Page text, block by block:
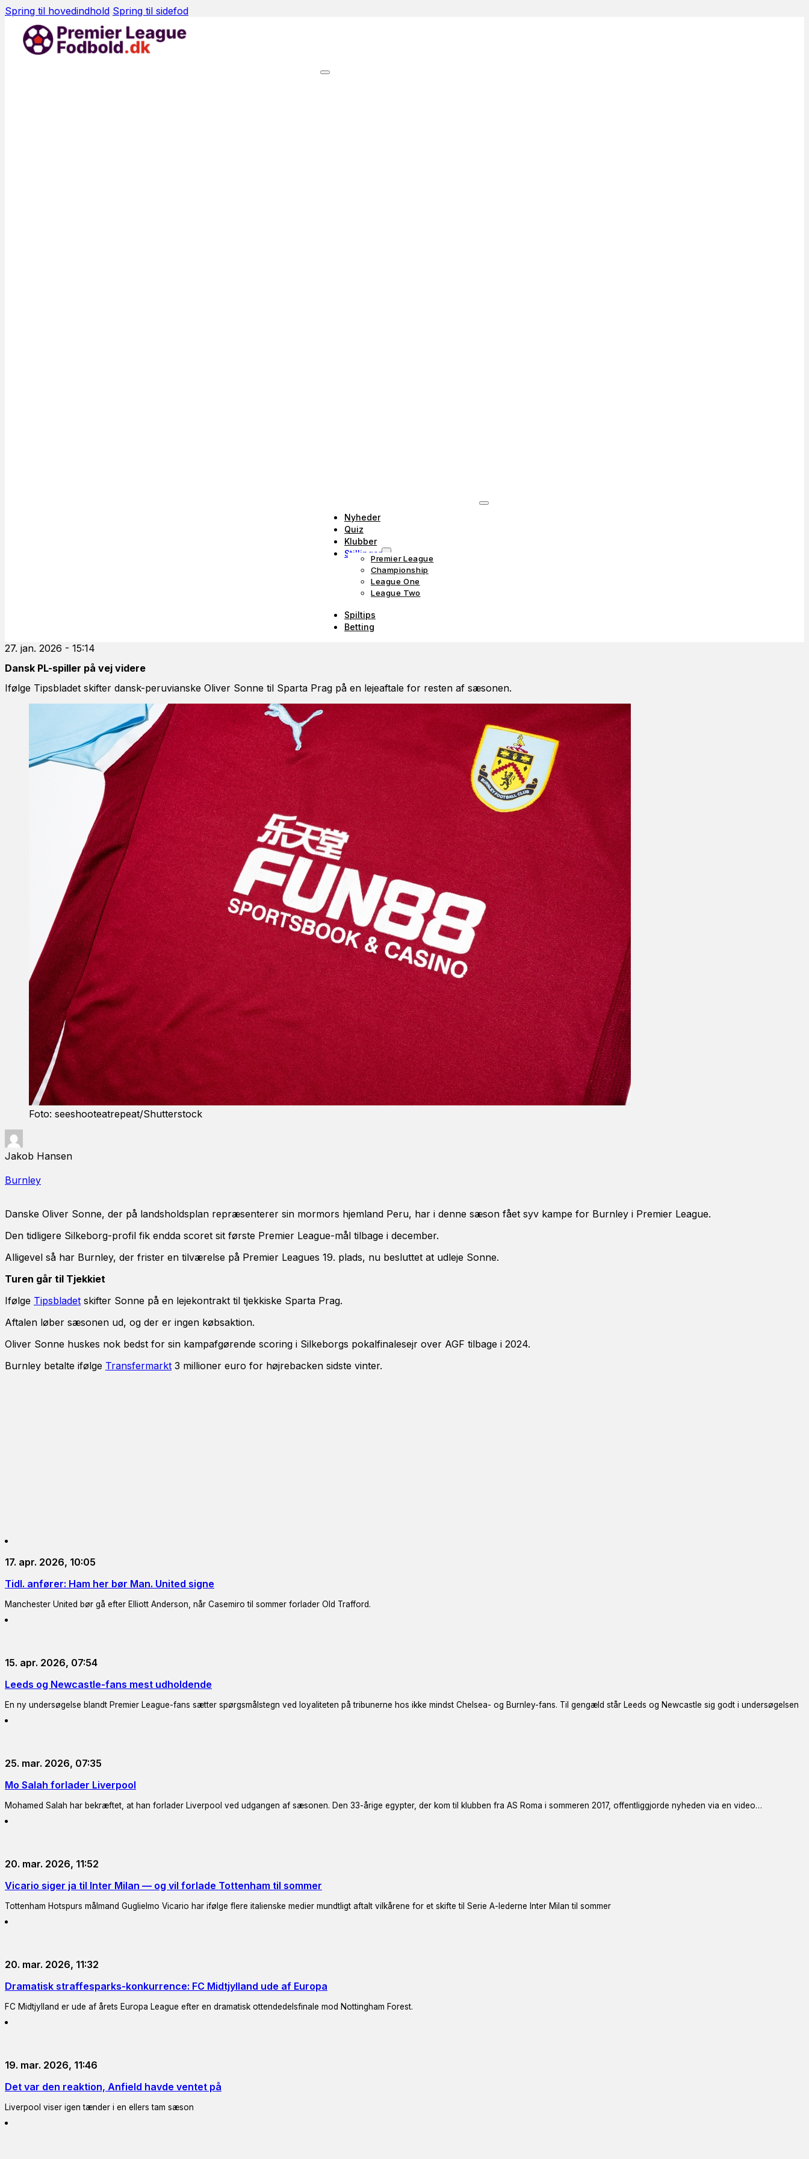
Spring til hovedindhold Spring til sidefod
Nyheder
Quiz
Klubber
StillingerPremier League
Championship
League One
League Two
Spiltips
Betting
27. jan. 2026 - 15:14
Dansk PL-spiller på vej videre
Ifølge Tipsbladet skifter dansk-peruvianske Oliver Sonne til Sparta Prag på en lejeaftale for resten af sæsonen.
Foto: seeshooteatrepeat/Shutterstock
Jakob Hansen
Burnley
Danske Oliver Sonne, der på landsholdsplan repræsenterer sin mormors hjemland Peru, har i denne sæson fået syv kampe for Burnley i Premier League.
Den tidligere Silkeborg-profil fik endda scoret sit første Premier League-mål tilbage i december.
Alligevel så har Burnley, der frister en tilværelse på Premier Leagues 19. plads, nu besluttet at udleje Sonne.
Turen går til Tjekkiet
Ifølge Tipsbladet skifter Sonne på en lejekontrakt til tjekkiske Sparta Prag.
Aftalen løber sæsonen ud, og der er ingen købsaktion.
Oliver Sonne huskes nok bedst for sin kampafgørende scoring i Silkeborgs pokalfinalesejr over AGF tilbage i 2024.
Burnley betalte ifølge Transfermarkt 3 millioner euro for højrebacken sidste vinter.
17. apr. 2026, 10:05
Tidl. anfører: Ham her bør Man. United signe
Manchester United bør gå efter Elliott Anderson, når Casemiro til sommer forlader Old Trafford.
15. apr. 2026, 07:54
Leeds og Newcastle-fans mest udholdende
En ny undersøgelse blandt Premier League-fans sætter spørgsmålstegn ved loyaliteten på tribunerne hos ikke mindst Chelsea- og Burnley-fans. Til gengæld står Leeds og Newcastle sig godt i undersøgelsen
25. mar. 2026, 07:35
Mo Salah forlader Liverpool
Mohamed Salah har bekræftet, at han forlader Liverpool ved udgangen af sæsonen. Den 33-årige egypter, der kom til klubben fra AS Roma i sommeren 2017, offentliggjorde nyheden via en video…
20. mar. 2026, 11:52
Vicario siger ja til Inter Milan — og vil forlade Tottenham til sommer
Tottenham Hotspurs målmand Guglielmo Vicario har ifølge flere italienske medier mundtligt aftalt vilkårene for et skifte til Serie A-lederne Inter Milan til sommer
20. mar. 2026, 11:32
Dramatisk straffesparks-konkurrence: FC Midtjylland ude af Europa
FC Midtjylland er ude af årets Europa League efter en dramatisk ottendedelsfinale mod Nottingham Forest.
19. mar. 2026, 11:46
Det var den reaktion, Anfield havde ventet på
Liverpool viser igen tænder i en ellers tam sæson